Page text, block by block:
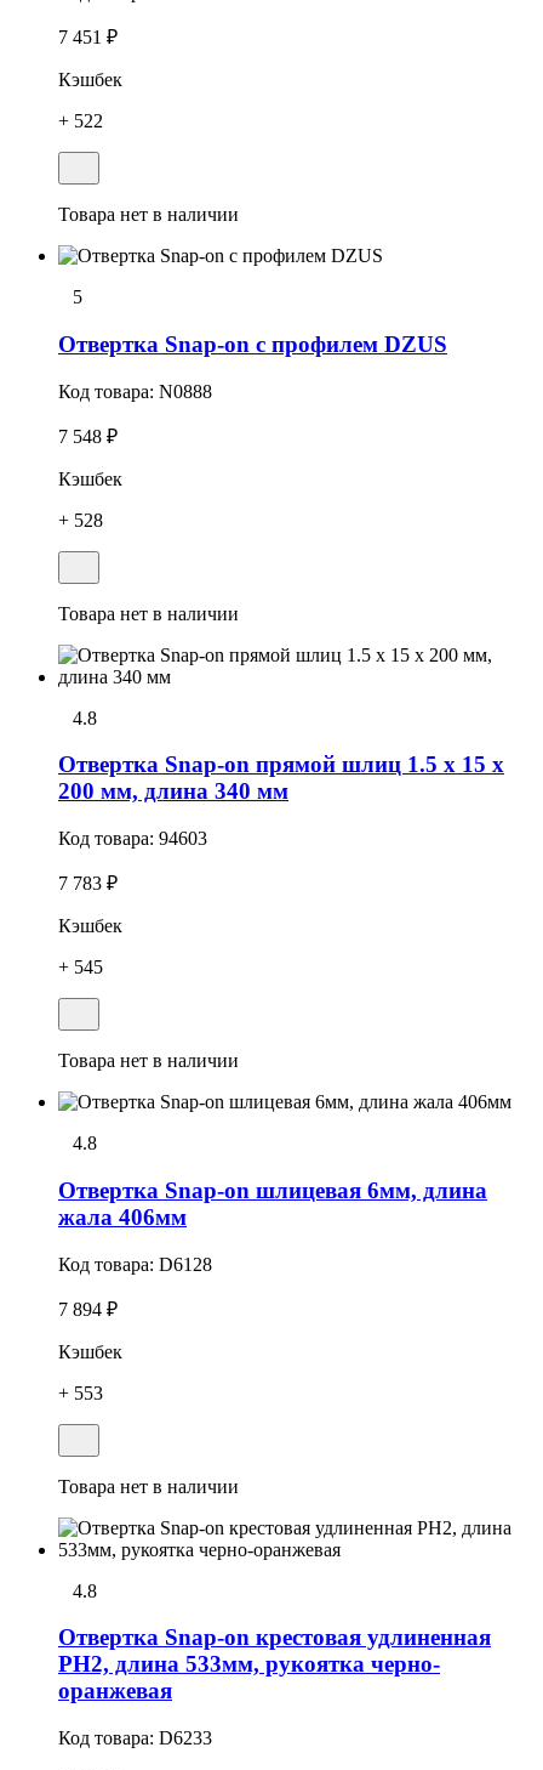
7 451 ₽
Кэшбек
+ 522
Товара нет в наличии
5
Отвертка Snap-on с профилем DZUS
Код товара: N0888
7 548 ₽
Кэшбек
+ 528
Товара нет в наличии
4.8
Отвертка Snap-on прямой шлиц 1.5 x 15 x
200 мм, длина 340 мм
Код товара: 94603
7 783 ₽
Кэшбек
+ 545
Товара нет в наличии
4.8
Отвеpтка Snap-on шлицевая 6мм, длина
жала 406мм
Код товара: D6128
7 894 ₽
Кэшбек
+ 553
Товара нет в наличии
4.8
Отвертка Snap-on крестовая удлиненная
РН2, длина 533мм, рукоятка черно-
оранжевая
Код товара: D6233